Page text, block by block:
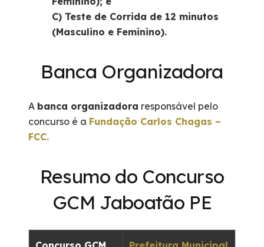
C) Teste de Corrida de 12 minutos
(Masculino e Feminino).
Banca Organizadora
A banca organizadora responsável pelo
concurso é a Fundação Carlos Chagas –
FCC.
Resumo do Concurso
GCM Jaboatão PE